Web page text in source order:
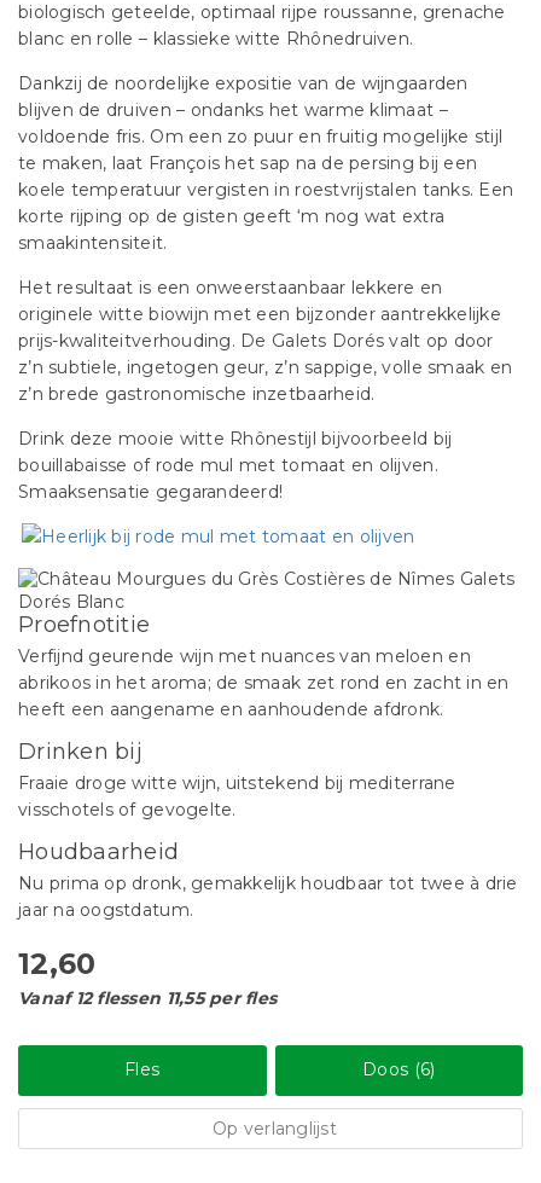
biologisch geteelde, optimaal rijpe roussanne, grenache
blanc en rolle – klassieke witte Rhônedruiven.
Dankzij de noordelijke expositie van de wijngaarden
blijven de druiven – ondanks het warme klimaat –
voldoende fris. Om een zo puur en fruitig mogelijke stijl
te maken, laat François het sap na de persing bij een
koele temperatuur vergisten in roestvrijstalen tanks. Een
korte rijping op de gisten geeft ‘m nog wat extra
smaakintensiteit.
Het resultaat is een onweerstaanbaar lekkere en
originele witte biowijn met een bijzonder aantrekkelijke
prijs-kwaliteitverhouding. De Galets Dorés valt op door
z’n subtiele, ingetogen geur, z’n sappige, volle smaak en
z’n brede gastronomische inzetbaarheid.
Drink deze mooie witte Rhônestijl bijvoorbeeld bij
bouillabaisse of rode mul met tomaat en olijven.
Smaaksensatie gegarandeerd!
Proefnotitie
Verfijnd geurende wijn met nuances van meloen en
abrikoos in het aroma; de smaak zet rond en zacht in en
heeft een aangename en aanhoudende afdronk.
Drinken bij
Fraaie droge witte wijn, uitstekend bij mediterrane
visschotels of gevogelte.
Houdbaarheid
Nu prima op dronk, gemakkelijk houdbaar tot twee à drie
jaar na oogstdatum.
12,60
Vanaf 12 flessen 11,55 per fles
Fles Doos (6)
Op verlanglijst